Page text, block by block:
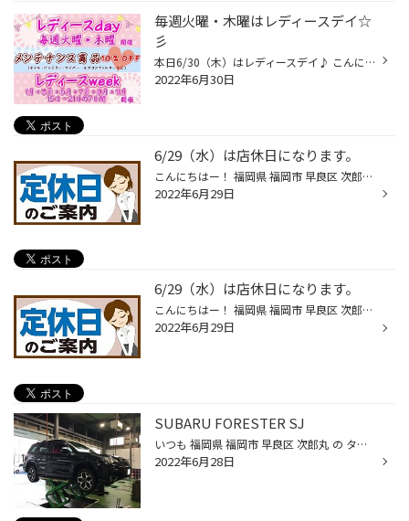
毎週火曜・木曜はレディースデイ☆
彡
本日6/30（木）はレディースデイ♪ こんにちはー！ 福岡県 福岡市 早良区 次郎丸 にあります タイヤ館 次郎丸 です☆★☆ メンテナンス商品…エンジンオイル・バッテリー・ワイパーなどなど。 通常の価格より10％OFFになります♪ お車の 安全点検 も実施しております！ メンテナンスも タイヤ館 次郎丸 に...
2022年6月30日
6/29（水）は店休日になります。
こんにちはー！ 福岡県 福岡市 早良区 次郎丸 にあります タイヤ館 次郎丸 です。 さて、誠に勝手ではございますが…店休日のお知らせです。 6/1（水）・6/8（水）・6/15（木）・6/22（水）・6/23（木）・6/29（水）を店休日とさせていただきます。 何卒ご理解ご協力の程よろしくお願い申し上げます。
2022年6月29日
6/29（水）は店休日になります。
こんにちはー！ 福岡県 福岡市 早良区 次郎丸 にあります タイヤ館 次郎丸 です。 さて、誠に勝手ではございますが…店休日のお知らせです。 6/1（水）・6/8（水）・6/15（木）・6/22（水）・6/23（木）・6/29（水）を店休日とさせていただきます。 何卒ご理解ご協力の程よろしくお願い申し上げます。
2022年6月29日
SUBARU FORESTER SJ
いつも 福岡県 福岡市 早良区 次郎丸 の タイヤ館 次郎丸店 のWebを御覧の皆様ありがとうございます♪ 今回は、スバル フォレスターSJ系のタイヤ交換です。 タイヤはSUV用で高評価をいただいているコチラ、 ブリヂストンのアレンザLX100です！ SUV用レグノとも言われるくらいの乗り心地と静粛性がオ...
2022年6月28日